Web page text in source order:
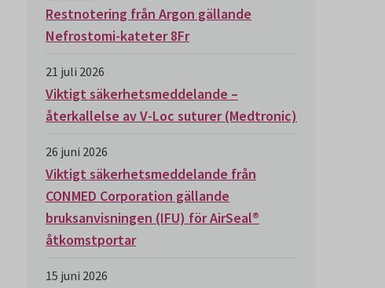
Restnotering från Argon gällande
Nefrostomi-kateter 8Fr
21 juli 2026
Viktigt säkerhetsmeddelande –
återkallelse av V-Loc suturer (Medtronic)
26 juni 2026
Viktigt säkerhetsmeddelande från
CONMED Corporation gällande
bruksanvisningen (IFU) för AirSeal®
åtkomstportar
15 juni 2026